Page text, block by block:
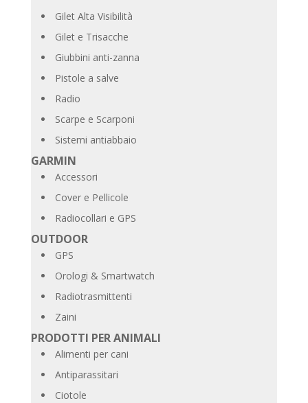
Gilet Alta Visibilità
Gilet e Trisacche
Giubbini anti-zanna
Pistole a salve
Radio
Scarpe e Scarponi
Sistemi antiabbaio
GARMIN
Accessori
Cover e Pellicole
Radiocollari e GPS
OUTDOOR
GPS
Orologi & Smartwatch
Radiotrasmittenti
Zaini
PRODOTTI PER ANIMALI
Alimenti per cani
Antiparassitari
Ciotole